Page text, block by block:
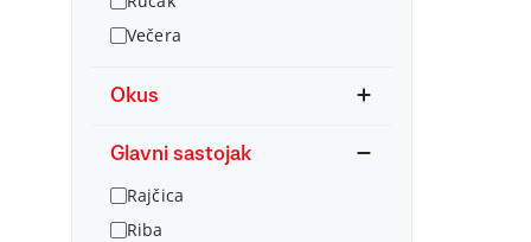
Večera
Okus
Glavni sastojak
Rajčica
Riba